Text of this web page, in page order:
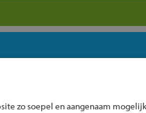
zo soepel en aangenaam